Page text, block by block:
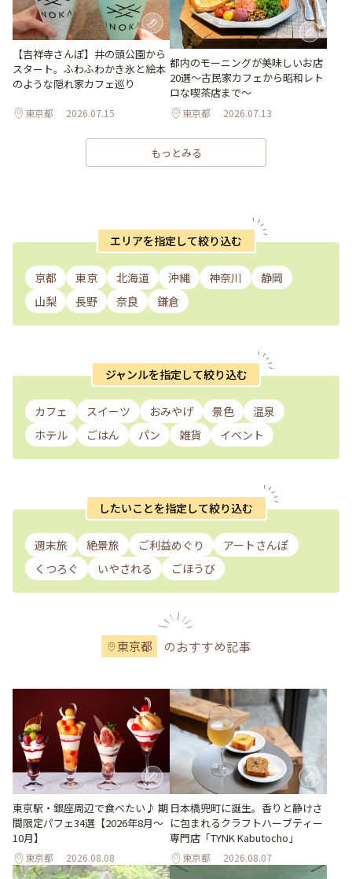
【吉祥寺さんぽ】井の頭公園から
スタート。ふわふわかき氷と絵本
のような隠れ家カフェ巡り
東京都 2026.07.15
都内のモーニングが美味しいお店
20選～古民家カフェから昭和レト
ロな喫茶店まで～
東京都 2026.07.13
もっとみる
エリアを指定して絞り込む
京都 東京 北海道 沖縄 神奈川
静岡
山梨
長野 奈良 鎌倉
ジャンルを指定して絞り込む
カフェ スイーツ おみやげ 景色
温泉
ホテル
ごはん パン 雑貨 イベント
したいことを指定して絞り込む
週末旅 絶景旅 ご利益めぐり
アートさんぽ
くつろぐ
いやされる ごほうび
東京都 のおすすめ記事
東京駅・銀座周辺で食べたい♪ 期
間限定パフェ34選【2026年8月～
10月】
東京都 2026.08.08
日本橋兜町に誕生。香りと静けさ
に包まれるクラフトハーブティー
専門店「TYNK Kabutocho」
東京都 2026.08.07